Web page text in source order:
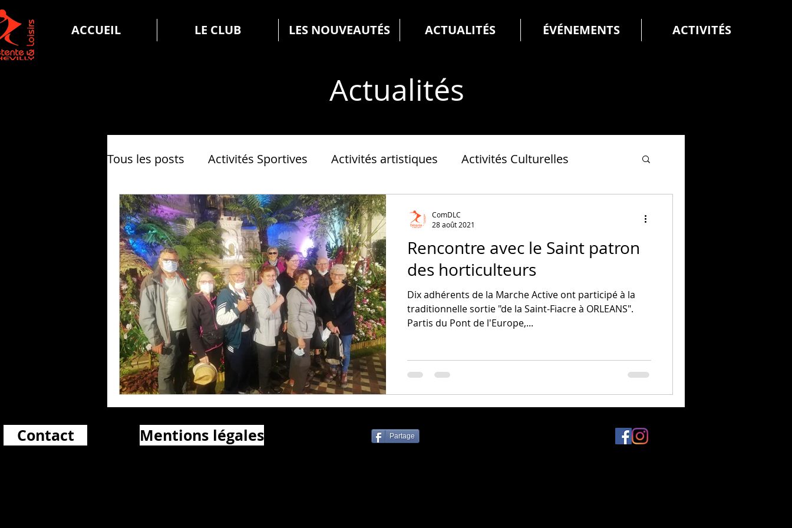
ACCUEIL LE CLUB LES NOUVEAUTÉS ACTUALITÉS ÉVÉNEMENTS ACTIVITÉS
Actualités
Tous les posts Activités Sportives Activités artistiques Activités Culturelles
La vie de DLC
Rencontre avec le Saint patron
des horticulteurs
Dix adhérents de la Marche Active ont participé à la
traditionnelle sortie "de la Saint-Fiacre à ORLEANS".
Partis du Pont de l'Europe,...
ComDLC
28 août 2021
Contact Partage
Mentions légales